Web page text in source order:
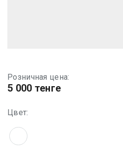
Розничная цена:
5 000 тенге
Цвет: